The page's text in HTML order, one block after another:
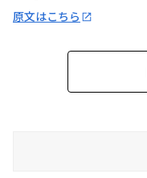
原文はこちら